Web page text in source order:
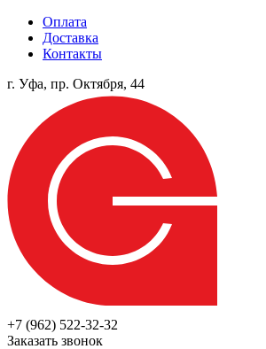
Оплата
Доставка
Контакты
г. Уфа, пр. Октября, 44
+7 (962) 522-32-32
Заказать звонок